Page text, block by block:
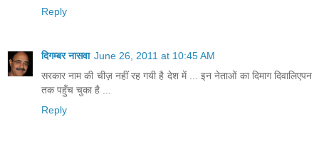
Reply
दिगम्बर नासवा June 26, 2011 at 10:45 AM
सरकार नाम की चीज़ नहीं रह गयी है देश में ... इन नेताओं का दिमाग दिवालिएपन
तक पहुँच चुका है ...
Reply